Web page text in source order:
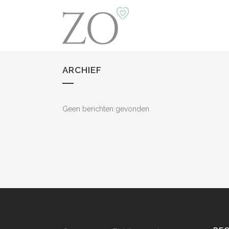
ARCHIEF
Geen berichten gevonden